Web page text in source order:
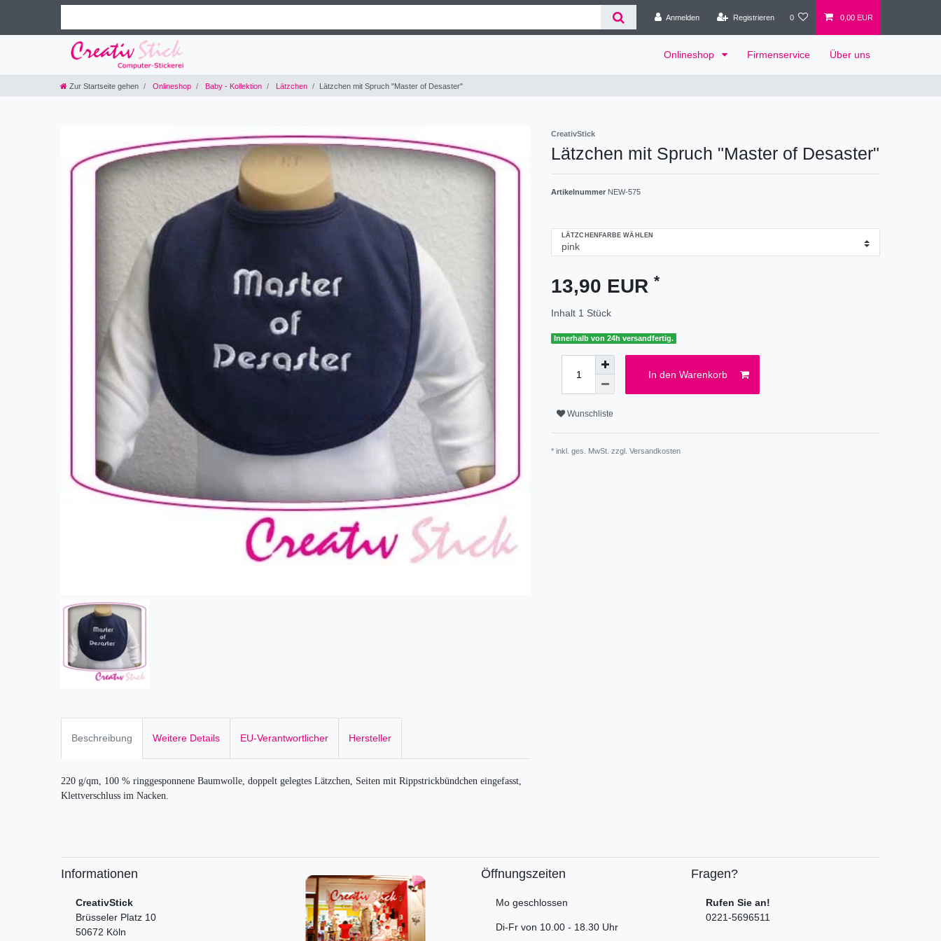
Anmelden Registrieren 0 0,00 EUR
Onlineshop Firmenservice Über uns
Zur Startseite gehen Onlineshop Baby - Kollektion Lätzchen Lätzchen mit Spruch "Master of Desaster"
CreativStick
Lätzchen mit Spruch "Master of Desaster"
Artikelnummer NEW-575
LÄTZCHENFARBE WÄHLEN
13,90 EUR *
Inhalt 1 Stück
Innerhalb von 24h versandfertig.
In den Warenkorb
Wunschliste
* inkl. ges. MwSt. zzgl. Versandkosten
Beschreibung Weitere Details EU-Verantwortlicher Hersteller
220 g/qm, 100 % ringgesponnene Baumwolle, doppelt gelegtes Lätzchen, Seiten mit Rippstrickbündchen eingefasst,
Klettverschluss im Nacken.
Informationen
CreativStick
Brüsseler Platz 10
50672 Köln
Öffnungszeiten
Mo geschlossen
Di-Fr von 10.00 - 18.30 Uhr
Fragen?
Rufen Sie an!
0221-5696511